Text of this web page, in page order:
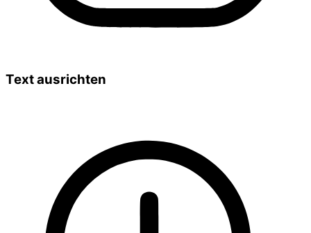
Text ausrichten